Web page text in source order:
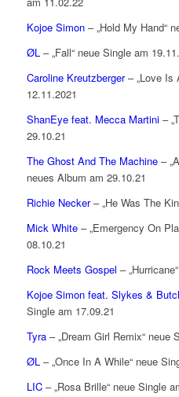
Kojoe Simon– „Hold My Hand“
ØL– „Fall“ neue Single am
Caroline Kreutzberger– „Love Is
12.11.2021
ShanEye feat. Mecca Martini–
29.10.21
The Ghost And The Machine–
neues Album am 29.10.21
Richie Necker– „He Was The
Mick White– „Emergency On
08.10.21
Rock Meets Gospel –
Kojoe Simon feat. Slykes &
Single am 17.09.21
Tyra– „Dream Girl Remix“ neue
ØL– „Once In A While“ neue
LIC– „Rosa Brille“ neue Single